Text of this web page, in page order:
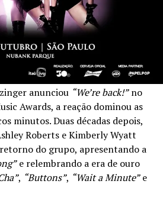
anunciou “We’re back!”no
Awards, a reação dominou as
minutos. Duas décadas depois,
Roberts e Kimberly Wyatt
do grupo, apresentando a
e relembrando a era de ouro
, “Buttons”, “Wait a Minute”e